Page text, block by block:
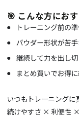
🎯 こんな方にお
トレーニング前の
パウダー形状が苦
継続して力を出し
まとめ買いでお得
いつもトレーニングに
続けやすさ × 利便性 ×